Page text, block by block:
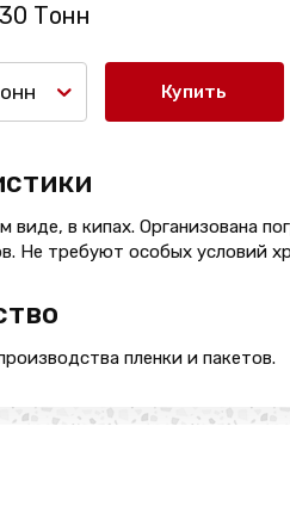
30 Тонн
Купить
виде, в кипах. Организована
Не требуют особых условий
пленки и пакетов.